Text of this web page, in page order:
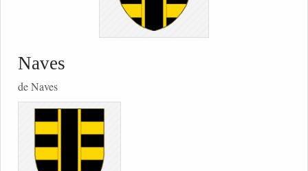
Naves
de Naves